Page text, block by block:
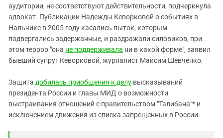
аудитории, не соответствуют действительности, подчеркнула
адвокат. Публикации Надежды Кеворковой о событиях в
Нальчике в 2005 году касались пыток, которым
подвергались задержанные, и раздражали силовиков, при
этом террор "она не поддерживала ни в какой форме", заявил
бывший супруг Кеворковой, журналист Максим Шевченко.
Защита добилась приобщения к делу высказываний
президента России и главы МИД о возможности
выстраивания отношений с правительством "Талибана"* и
исключением движения из списка запрещенных в России.